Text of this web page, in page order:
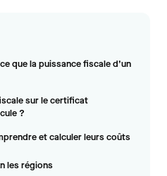
que la puissance fiscale d’un
sur le certificat
?
et calculer leurs coûts
les régions